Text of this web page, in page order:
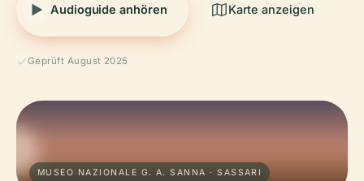
Audioguide anhören Karte anzeigen
Geprüft August 2025
MUSEO NAZIONALE G. A. SANNA · SASSARI